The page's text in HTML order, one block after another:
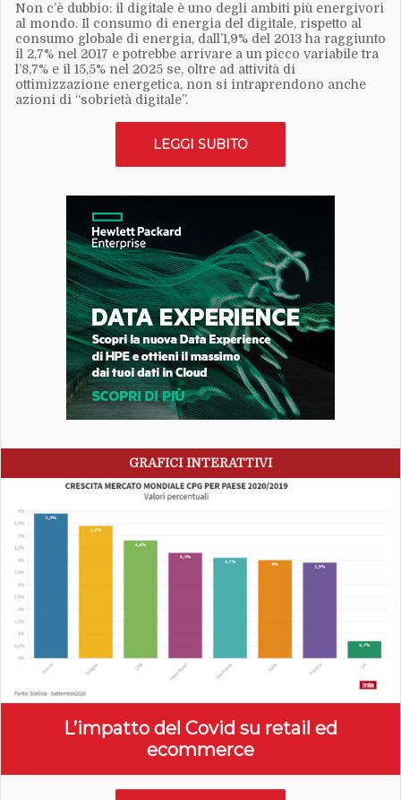
Non c’è dubbio: il digitale è uno degli ambiti più energivori
al mondo. Il consumo di energia del digitale, rispetto al
consumo globale di energia, dall’1,9% del 2013 ha raggiunto
il 2,7% nel 2017 e potrebbe arrivare a un picco variabile tra
l’8,7% e il 15,5% nel 2025 se, oltre ad attività di
ottimizzazione energetica, non si intraprendono anche
azioni di “sobrietà digitale”.
LEGGI SUBITO
GRAFICI INTERATTIVI
L’impatto del Covid su retail ed
ecommerce